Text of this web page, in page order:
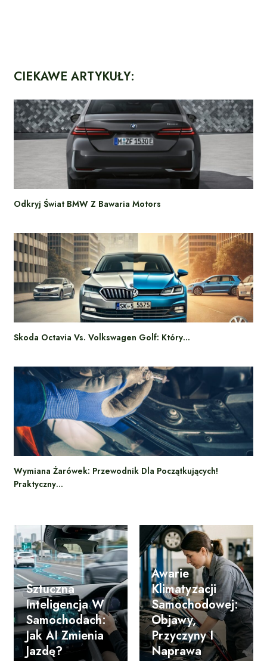
CIEKAWE ARTYKUŁY:
Odkryj Świat BMW Z Bawaria Motors
Skoda Octavia Vs. Volkswagen Golf: Który…
Wymiana Żarówek: Przewodnik Dla Początkujących!
Praktyczny…
Sztuczna
Inteligencja W
Samochodach:
Jak AI Zmienia
Jazdę?
Awarie
Klimatyzacji
Samochodowej:
Objawy,
Przyczyny I
Naprawa